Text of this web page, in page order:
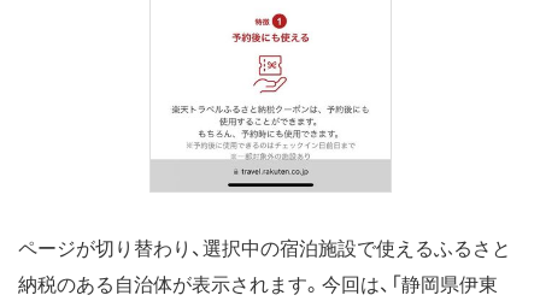
ページが切り替わり、選択中の宿泊施設で使えるふるさと
納税のある自治体が表示されます。今回は、「静岡県伊東